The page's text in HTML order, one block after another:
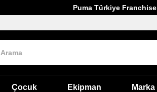
Puma Türkiye Franchise
Çocuk Ekipman Marka